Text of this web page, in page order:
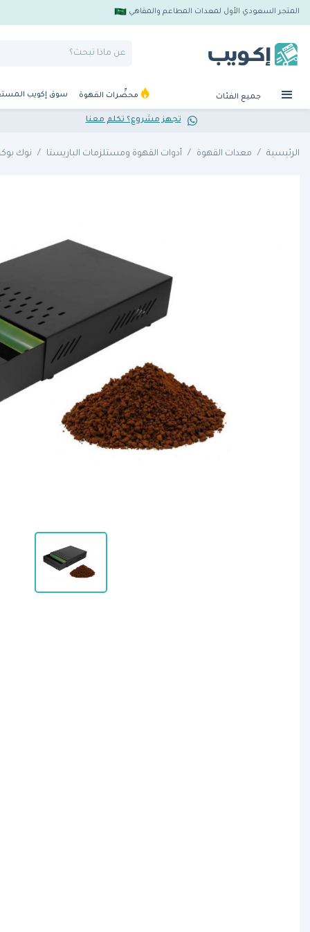
المتجر السعودي الأول لمعدات المطاعم والمقاهي
جميع الفئات محضِّرات القهوة سوق إكويب
تجهز مشروع؟ تكلم معنا
الرئيسية معدات القهوة أدوات القهوة ومستلزمات الباريستا نوك